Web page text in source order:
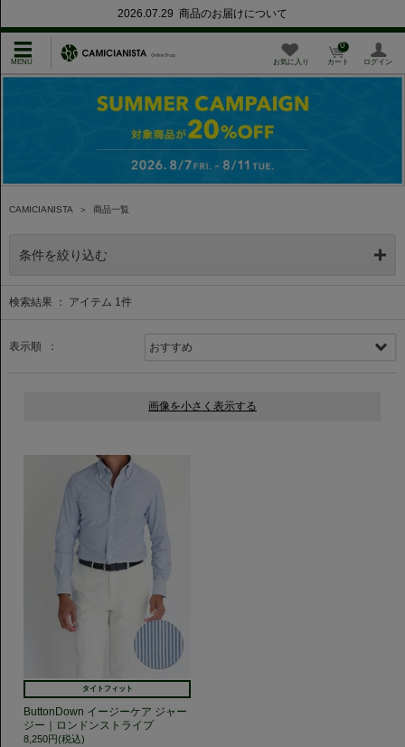
2026.07.29 商品のお届けについて
お気に入り カート
0
ログイン
CAMICIANISTA ＞ 商品一覧
条件を絞り込む
検索結果 ： アイテム 1 件
表示順 ：
タイトフィット
ButtonDown イージーケア ジャー
ジー｜ロンドンストライプ
8,250円(税込)